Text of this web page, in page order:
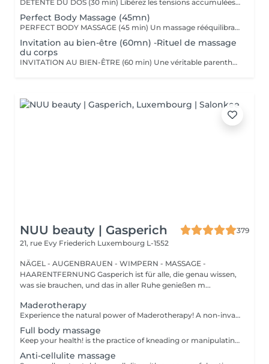
DÉTENTE DU DOS (30 min) Libérez les tensions accumulées avec ce massage ciblé du dos, des épaules et de la nuque. Grâce à des manuvres profondes et enveloppantes, ce soin soulage les tensions musculaires, améliore la circulation et procure une sensation immédiate de relaxation. Nous utilisons les huiles aromatiques Comfort Zone, riches en extraits naturels apaisants, pour nourrir la peau tout en offrant un véritable moment de lâcher-prise. Comfort Zone, marque italienne de soins haut de gamme, allie science et nature pour offrir des produits efficaces, sensoriels et respectueux de l'environnement. Formulés avec des ingrédients d'origine naturelle et issus de l'agriculture régénérative, sans silicones ni parabènes, leurs produits garantissent une expérience bien-être complète, tout en respectant votre peau et la planète.
Perfect Body Massage (45mn)
PERFECT BODY MASSAGE (45 min) Un massage rééquilibrant qui allie des techniques relaxantes et tonifiantes pour une détente profonde du corps et de l'esprit. Ce soin sur-mesure, adapté à vos besoins, favorise la détente musculaire tout en stimulant la circulation pour une sensation de légèreté et de bien-être absolu. Les textures soyeuses et les actifs botaniques Comfort Zone, formulés sans silicones ni parabènes, enveloppent votre peau de douceur et hydratent intensément.
Invitation au bien-être (60mn) -Rituel de massage
du corps
INVITATION AU BIEN-ÊTRE (60 min) Une véritable parenthèse de relaxation avec un massage complet du corps qui harmonise les énergies et procure une détente profonde. Grâce à des mouvements fluides et enveloppants, ce soin relâche les tensions musculaires, apaise le mental et redonne vitalité et sérénité. Nous utilisons les huiles et baumes sensoriels Comfort Zone, enrichis en huiles essentielles et ingrédients issus de l'agriculture régénérative, pour une expérience à la fois relaxante et écoresponsable.
NUU beauty | Gasperich
379
21, rue Evy Friederich Luxembourg L-1552
NÄGEL - AUGENBRAUEN - WIMPERN - MASSAGE -
HAARENTFERNUNG Gasperich ist für alle, die genau wissen,
was sie brauchen, und das in aller Ruhe genießen m...
Maderotherapy
Experience the natural power of Maderotherapy! A non-invasive body sculpting technique that uses specially designed wooden tools to stimulate circulation, reduce cellulite, and contour the body. Originating from Colombia, this therapy promotes lymphatic drainage, boosts metabolism, and helps eliminate toxins all while deeply relaxing the body and mind. Age restrictions: recommended to do from 16 years. Post procedure recommendations: do not do sport and any sharp movements for 2-3 hours after the procedure. Frequency: 2-3 times per week, 10 times in total. Repeat once in 3-6 months.
Full body massage
Keep your health! is the practice of kneading or manipulating a person's muscles and other soft-tissue in order to reduce stress, reduce muscle pain, increase relaxation and improve the work of the immune system. Age restrictions: there are no age restrictions for this procedure. Post procedure recommendations: do not do sport and any sharp movements 2-3 hours after the procedure. Frequency: 1-2 times per week, 10 times in total. Repeat once in 3-6 months.
Anti-cellulite massage